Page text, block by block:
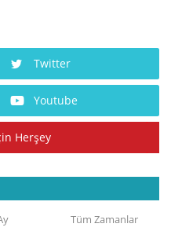
Twitter
Youtube
Herşey
Tüm Zamanlar